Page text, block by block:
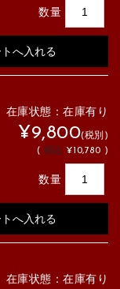
数量
在庫状態：在庫有り
¥9,800(税別)
( 税込 ¥10,780 )
数量
在庫状態：在庫有り